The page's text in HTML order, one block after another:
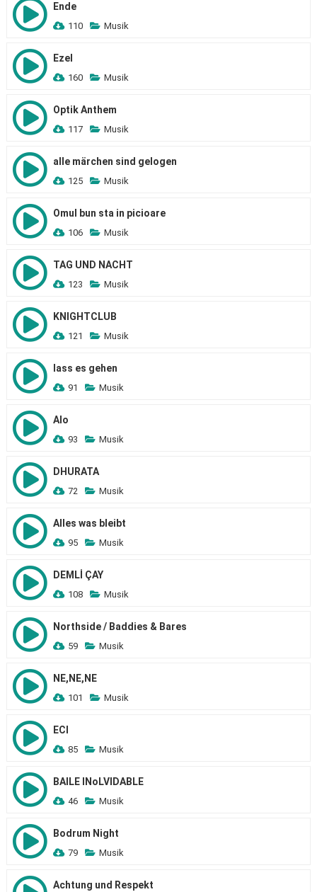
Ende
110 Musik
Ezel
160 Musik
Optik Anthem
117 Musik
alle märchen sind gelogen
125 Musik
Omul bun sta in picioare
106 Musik
TAG UND NACHT
123 Musik
KNIGHTCLUB
121 Musik
lass es gehen
91 Musik
Alo
93 Musik
DHURATA
72 Musik
Alles was bleibt
95 Musik
DEMLİ ÇAY
108 Musik
Northside / Baddies & Bares
59 Musik
NE,NE,NE
101 Musik
ECI
85 Musik
BAILE INoLVIDABLE
46 Musik
Bodrum Night
79 Musik
Achtung und Respekt